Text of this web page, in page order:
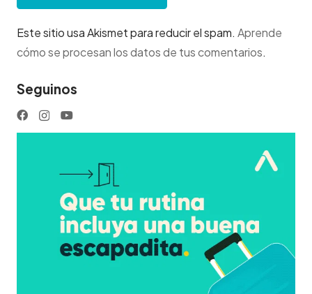
Este sitio usa Akismet para reducir el spam. Aprende
cómo se procesan los datos de tus comentarios.
Seguinos